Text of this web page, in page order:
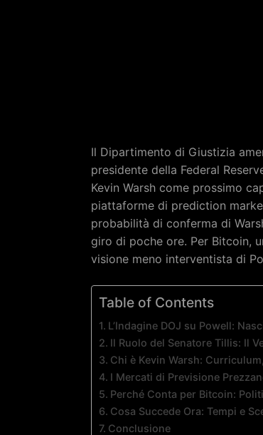
Il Dipartimento di Giustizia
presidente della Federal
Kevin Warsh come prossimo
piattaforme di prediction
probabilità di conferma di
giro di poche ore. Per Bitcoin,
visione meno interventista di
Table of Contents
L’Indagine DOJ su Powell:
Il Ruolo del Senatore Tillis: Il
Chi è Kevin Warsh:
I Mercati di Previsione
Perché Conta per Bitcoin:
Cosa Succede Ora: Tempi e
Conclusione